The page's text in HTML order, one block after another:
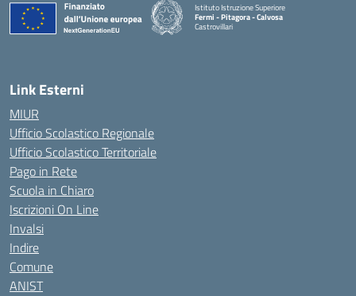
Istituto Istruzione Superiore
Fermi - Pitagora - Calvosa
Castrovillari
Link Esterni
MIUR
Ufficio Scolastico Regionale
Ufficio Scolastico Territoriale
Pago in Rete
Scuola in Chiaro
Iscrizioni On Line
Invalsi
Indire
Comune
ANIST